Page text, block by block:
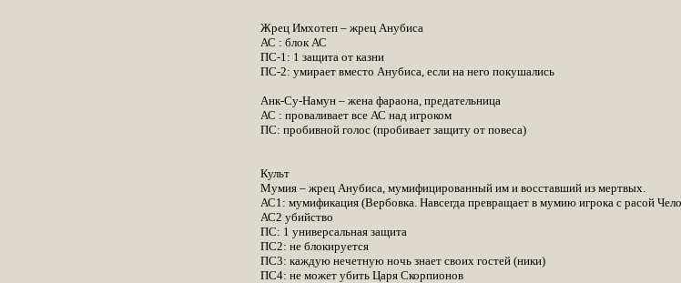
Жрец Имхотеп – жрец Анубиса
АС : блок АС
ПС-1: 1 защита от казни
ПС-2: умирает вместо Анубиса, если на него покушались
Анк-Су-Намун – жена фараона, предательница
АС : проваливает все АС над игроком
ПС: пробивной голос (пробивает защиту от повеса)
Культ
Мумия – жрец Анубиса, мумифицированный им и восставший из мертвых.
АС1: мумификация (Вербовка. Навсегда превращает в мумию игрока с расой
АС2 убийство
ПС: 1 универсальная защита
ПС2: не блокируется
ПС3: каждую нечетную ночь знает своих гостей (ники)
ПС4: не может убить Царя Скорпионов